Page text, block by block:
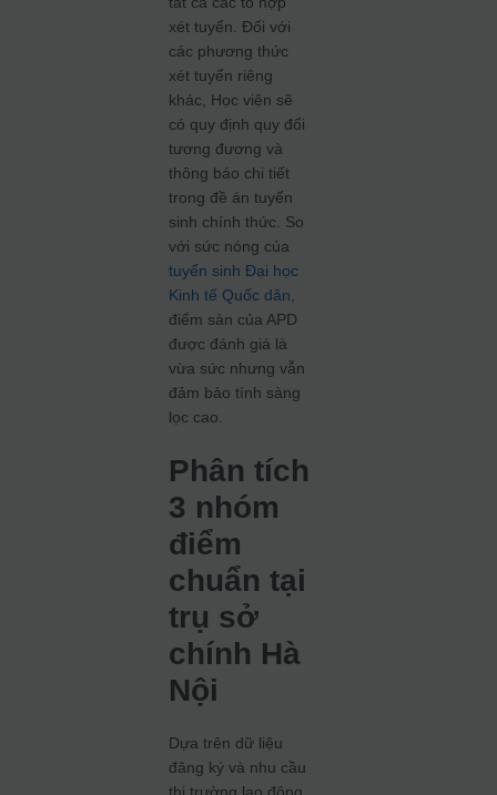
xét tuyển. Đối với
các phương thức
xét tuyển riêng
khác, Học viện sẽ
có quy định quy đổi
tương đương và
thông báo chi tiết
trong đề án tuyển
sinh chính thức. So
với sức nóng của
tuyển sinh Đại học
Kinh tế Quốc dân
điểm sàn của APD
được đánh giá là
vừa sức nhưng vẫn
đảm bảo tính sàng
lọc cao.
Phân tích
3 nhóm
điểm
chuẩn tại
trụ sở
chính Hà
Nội
Dựa trên dữ liệu
đăng ký và nhu cầu